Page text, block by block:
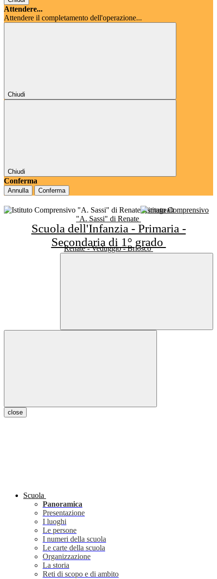
Attendere...
Attendere il completamento dell'operazione...
Chiudi
Chiudi
Conferma
Annulla Conferma
Istituto Comprensivo
"A. Sassi" di Renate
Scuola dell'Infanzia - Primaria -
Secondaria di 1° grado
Renate - Veduggio - Briosco
close
Scuola
Panoramica
Presentazione
I luoghi
Le persone
I numeri della scuola
Le carte della scuola
Organizzazione
La storia
Reti di scopo e di ambito